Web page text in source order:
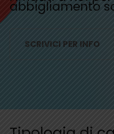
abbigliamento
SCRIVICI PER INFO